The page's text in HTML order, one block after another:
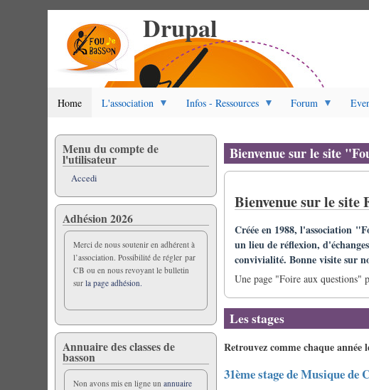
Drupal
Home L'association Infos - Ressources Forum
Bienvenue sur le site
Bienvenue sur le site
Créée en 1988, l'association
un lieu de réflexion,
convivialité. Bonne visite sur
Une page "Foire aux questions"
Les stages
Retrouvez comme chaque année
31ème stage de Musique de
Menu du compte de
l'utilisateur
Accedi
Adhésion 2026
Merci de nous soutenir en adhérent à
l’association. Possibilité de régler par
CB ou en nous revoyant le bulletin
surla page adhésion.
Annuaire des classes de
basson
Non avons mis en ligne unannuaire